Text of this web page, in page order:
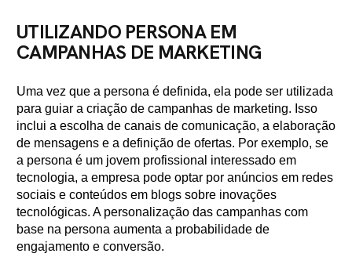
UTILIZANDO PERSONA EM
CAMPANHAS DE MARKETING
Uma vez que a persona é definida, ela pode ser utilizada
para guiar a criação de campanhas de marketing. Isso
inclui a escolha de canais de comunicação, a elaboração
de mensagens e a definição de ofertas. Por exemplo, se
a persona é um jovem profissional interessado em
tecnologia, a empresa pode optar por anúncios em redes
sociais e conteúdos em blogs sobre inovações
tecnológicas. A personalização das campanhas com
base na persona aumenta a probabilidade de
engajamento e conversão.